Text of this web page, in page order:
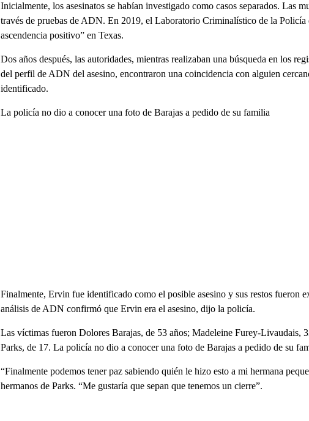
Inicialmente, los asesinatos se habían investigado como casos separados. Las
través de pruebas de ADN. En 2019, el Laboratorio Criminalístico de la Policía
ascendencia positivo” en Texas.
Dos años después, las autoridades, mientras realizaban una búsqueda en los
del perfil de ADN del asesino, encontraron una coincidencia con alguien
identificado.
La policía no dio a conocer una foto de Barajas a pedido de su familia
Finalmente, Ervin fue identificado como el posible asesino y sus restos fueron
análisis de ADN confirmó que Ervin era el asesino, dijo la policía.
Las víctimas fueron Dolores Barajas, de 53 años; Madeleine Furey-Livaudais,
Parks, de 17. La policía no dio a conocer una foto de Barajas a pedido de su
“Finalmente podemos tener paz sabiendo quién le hizo esto a mi hermana
hermanos de Parks. “Me gustaría que sepan que tenemos un cierre”.